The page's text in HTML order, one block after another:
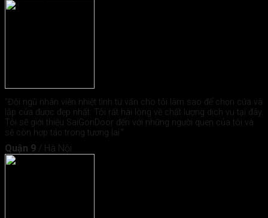
"Đội ngũ nhân viên nhiệt tình tư vấn cho tôi làm sao để chọn cửa và
lắp cửa được đẹp nhất. Tôi rất hài lòng về chất lượng dịch vụ tại đây.
Tôi sẽ giới thiệu SaiGonDoor đến với những người quen của tôi và
sẽ còn hợp tác trong tương lai."
Quận 9 / Hà Nội